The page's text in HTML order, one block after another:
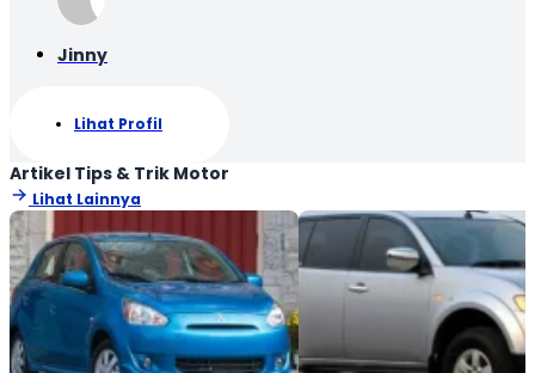
Jinny
Lihat Profil
Artikel Tips & Trik Motor
Lihat Lainnya